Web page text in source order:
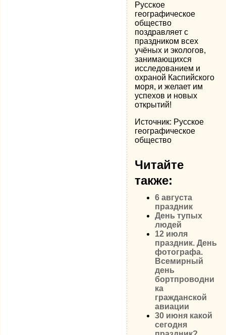
Русское
географическое
общество
поздравляет с
праздником всех
учёных и экологов,
занимающихся
исследованием и
охраной Каспийского
моря, и желает им
успехов и новых
открытий!
Источник: Русское
географическое
общество
Читайте
также:
6 августа
праздник
День тупых
людей
12 июля
праздник. День
фотографа.
Всемирный
день
бортпроводни
ка
гражданской
авиации
30 июня какой
сегодня